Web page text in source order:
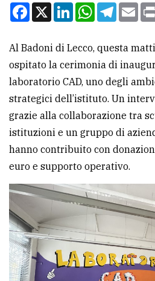
tua
CERCA
Cerca
per
comune
Ricerca
avanzata
LE
ALTRE
TESTATE
Facebook
X LinkedInWhatsApp
Al Badoni di Lecco, questa
ospitato la cerimonia di
laboratorio CAD, uno degli
strategici dell’istituto. Un
grazie alla collaborazione tra
istituzioni e un gruppo di
hanno contribuito con
euro e supporto operativo.